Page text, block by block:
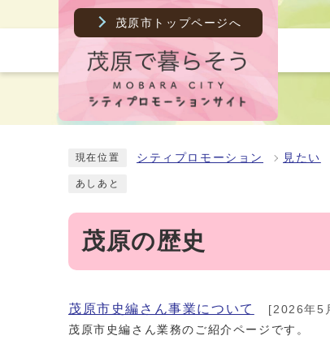
茂原市トップページへ
現在位置 シティプロモーション 見たい
あしあと
茂原の歴史
茂原市史編さん事業について
[2026年5
茂原市史編さん業務のご紹介ページです。